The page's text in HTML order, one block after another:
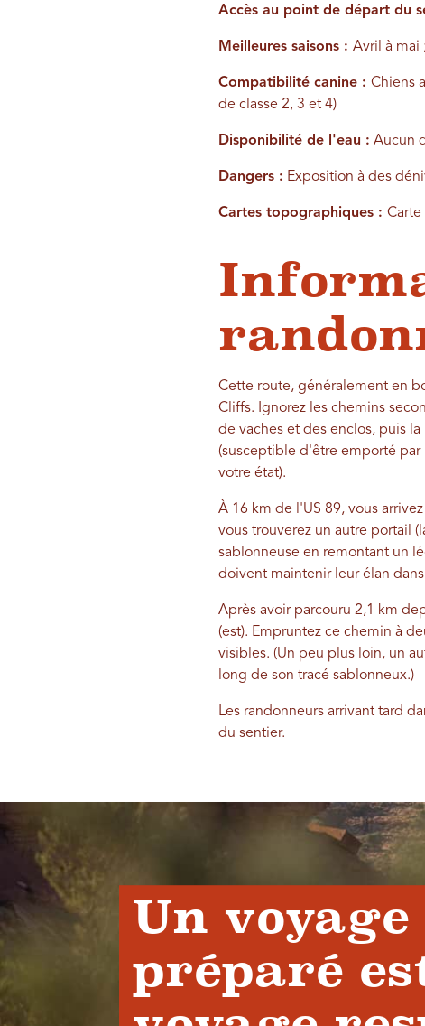
Accès au point de départ du
Meilleures saisons : Avril à mai
Compatibilité canine : Chiens
de classe 2, 3 et 4)
Disponibilité de l'eau : Aucun
Dangers : Exposition à des
Cartes topographiques : Carte
Cette route, généralement en
Cliffs. Ignorez les chemins
de vaches et des enclos, puis
(susceptible d'être emporté par
votre état).
À 16 km de l'US 89, vous
vous trouverez un autre portail
sablonneuse en remontant un
doivent maintenir leur élan
Après avoir parcouru 2,1 km
(est). Empruntez ce chemin à
visibles. (Un peu plus loin, un
long de son tracé sablonneux.)
Les randonneurs arrivant tard
du sentier.
Un
préparé